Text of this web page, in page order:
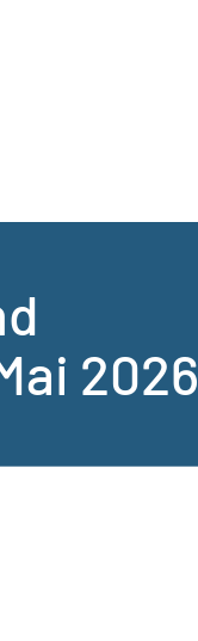
2026